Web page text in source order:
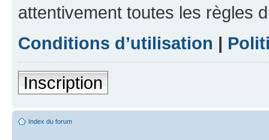
attentivement toutes les règles
Conditions d’utilisation |
Inscription
Index du forum